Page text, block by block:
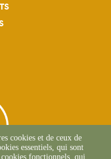
cookies et de ceux de
essentiels, qui sont
fonctionnels, qui